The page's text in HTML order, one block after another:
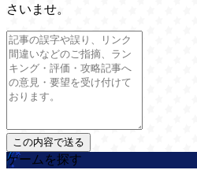
さいませ。
ゲームを探す